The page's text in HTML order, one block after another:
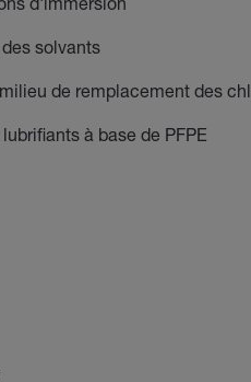
solvants
de remplacement des
à base de PFPE